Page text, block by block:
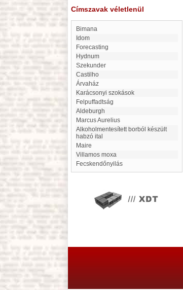
Címszavak véletlenül
Bimana
Idom
forecasting
Hydnum
Szekunder
Castilho
Árvaház
Karácsonyi szokások
Felpuffadtság
Aldeburgh
Marcus Aurelius
Alkoholmentesített borból készült
habzó ital
Maire
Villamos moxa
Fecskendőnyilás